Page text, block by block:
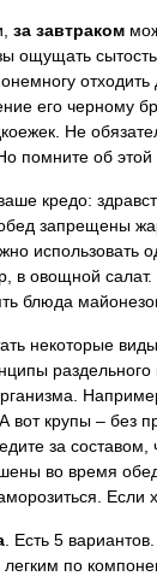
за завтраком
ощущать
его черному
Не
помните об
кредо:
запрещены
использовать
в овощной
блюда
некоторые
раздельного
крупы – без
за
во время
Если
. Есть 5
по